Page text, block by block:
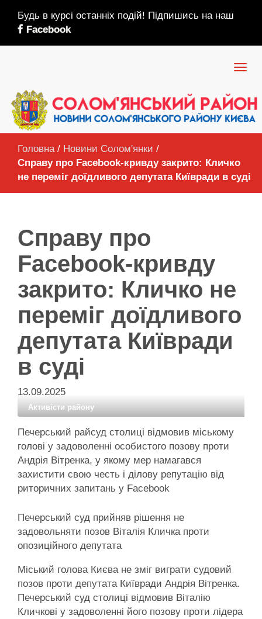
Будь в курсі останніх подій! Підпишись на наш
Facebook
Головна / Новини Солом'янки /
Справу про Facebook-кривду закрито: Кличко
не переміг доїдливого депутата Київради в суді
Справу про
Facebook-кривду
закрито: Кличко не
переміг доїдливого
депутата Київради
в суді
13.09.2025
Активісти району
Печерський райсуд столиці відмовив міському
голові у задоволенні особистого позову проти
Андрія Вітренка, у якому мер намагався
захистити свою честь і ділову репутацію від
риторичних запитань у Facebook
Печерський суд прийняв рішення не
задовольняти позов Віталія Кличка проти
опозиційного депутата
Міський голова Києва не зміг виграти судовий
позов проти депутата Київради Андрія Вітренка.
Печерський суд столиці відмовив Віталію
Кличкові у задоволенні його позову проти лідера